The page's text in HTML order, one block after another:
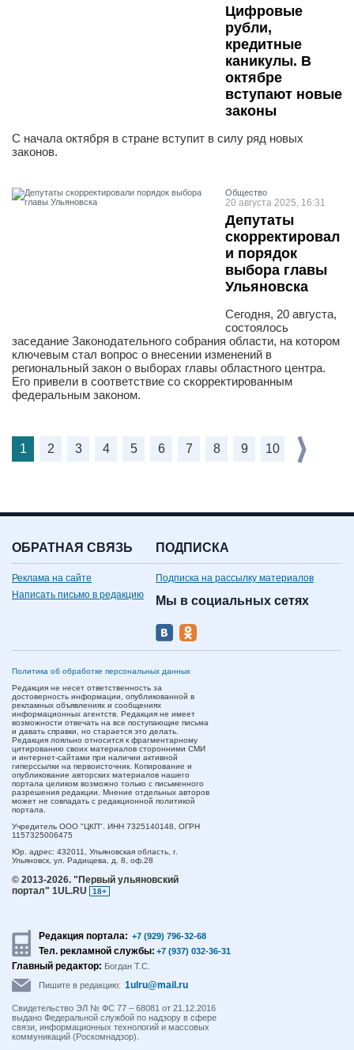
Цифровые
рубли,
кредитные
каникулы. В
октябре
вступают новые
законы
С начала октября в стране вступит в силу ряд новых
законов.
Общество
20 августа 2025, 16:31
Депутаты
скорректировал
и порядок
выбора главы
Ульяновска
Сегодня, 20 августа,
состоялось
заседание Законодательного собрания области, на котором
ключевым стал вопрос о внесении изменений в
региональный закон о выборах главы областного центра.
Его привели в соответствие со скорректированным
федеральным законом.
1 2 3 4 5 6 7 8 9 10
ОБРАТНАЯ СВЯЗЬ
Реклама на сайте
Написать письмо в редакцию
ПОДПИСКА
Подписка на рассылку материалов
Мы в социальных сетях
Политика об обработке персональных данных
Редакция не несет ответственность за
достоверность информации, опубликованной в
рекламных объявлениях и сообщениях
информационных агентств. Редакция не имеет
возможности отвечать на все поступающие письма
и давать справки, но старается это делать.
Редакция лояльно относится к фрагментарному
цитированию своих материалов сторонними СМИ
и интернет-сайтами при наличии активной
гиперссылки на первоисточник. Копирование и
опубликование авторских материалов нашего
портала целиком возможно только с письменного
разрешения редакции. Мнение отдельных авторов
может не совпадать с редакционной политикой
портала.
Учредитель ООО "ЦКП". ИНН 7325140148, ОГРН
1157325006475
Юр. адрес: 432011, Ульяновская область, г.
Ульяновск, ул. Радищева, д. 8, оф.28
© 2013-2026. "Первый ульяновский
портал" 1UL.RU
18+
Редакция портала: +7 (929) 796-32-68
Тел. рекламной службы: +7 (937) 032-36-31
Главный редактор: Богдан Т.С.
Пишите в редакцию: 1ulru@mail.ru
Свидетельство ЭЛ № ФС 77 – 68081 от 21.12.2016
выдано Федеральной службой по надзору в сфере
связи, информационных технологий и массовых
коммуникаций (Роскомнадзор).